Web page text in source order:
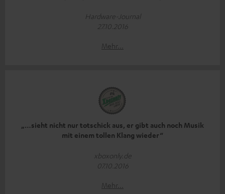
Hardware-Journal
27.10.2016
Mehr...
„…sieht nicht nur totschick aus, er gibt auch noch Musik
mit einem tollen Klang wieder“
xboxonly.de
07.10.2016
Mehr...